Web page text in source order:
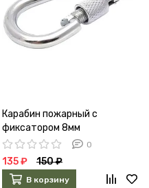
Карабин пожарный с
фиксатором 8мм
0
135 ₽ 150 ₽
В корзину